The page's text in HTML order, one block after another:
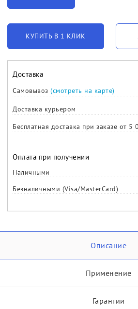
КУПИТЬ В 1 КЛИК
Доставка
Самовывоз (смотреть на карте)
Доставка курьером
Бесплатная доставка при заказе от 5
Оплата при получении
Наличными
Безналичными (Visa/MasterCard)
Описание
Применение
Гарантии